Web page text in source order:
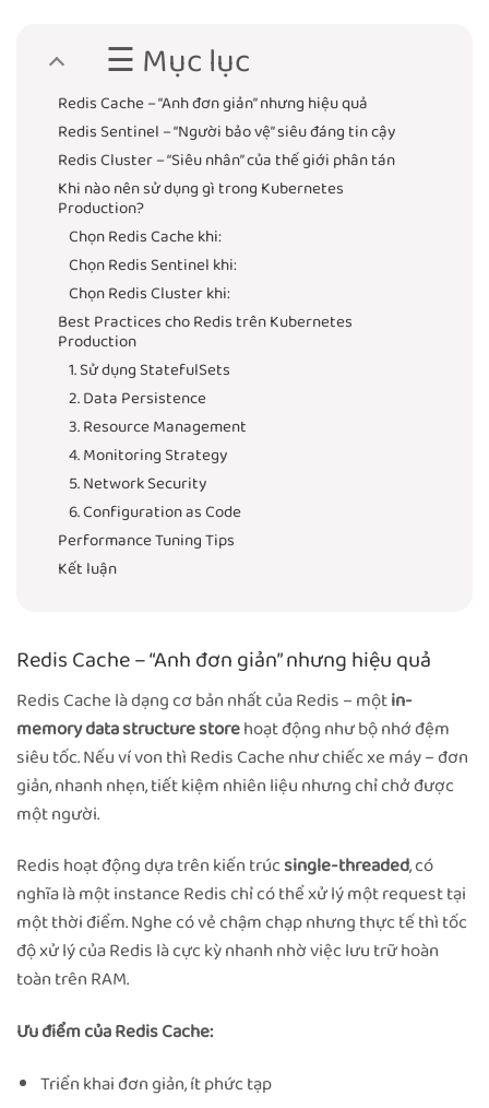
☰ Mục lục
Redis Cache – “Anh đơn giản” nhưng hiệu quả
Redis Sentinel – “Người bảo vệ” siêu đáng tin cậy
Redis Cluster – “Siêu nhân” của thế giới phân tán
Khi nào nên sử dụng gì trong Kubernetes
Production?
Chọn Redis Cache khi:
Chọn Redis Sentinel khi:
Chọn Redis Cluster khi:
Best Practices cho Redis trên Kubernetes
Production
1. Sử dụng StatefulSets
2. Data Persistence
3. Resource Management
4. Monitoring Strategy
5. Network Security
6. Configuration as Code
Performance Tuning Tips
Kết luận
Redis Cache – “Anh đơn giản” nhưng hiệu quả
Redis Cache là dạng cơ bản nhất của Redis – mộtin-
memory data structure storehoạt động như bộ nhớ đệm
siêu tốc. Nếu ví von thì Redis Cache như chiếc xe máy – đơn
giản, nhanh nhẹn, tiết kiệm nhiên liệu nhưng chỉ chở được
một người.
Redis hoạt động dựa trên kiến trúcsingle-threaded, có
nghĩa là một instance Redis chỉ có thể xử lý một request tại
một thời điểm. Nghe có vẻ chậm chạp nhưng thực tế thì tốc
độ xử lý của Redis là cực kỳ nhanh nhờ việc lưu trữ hoàn
toàn trên RAM.
Ưu điểm của Redis Cache:
Triển khai đơn giản, ít phức tạp